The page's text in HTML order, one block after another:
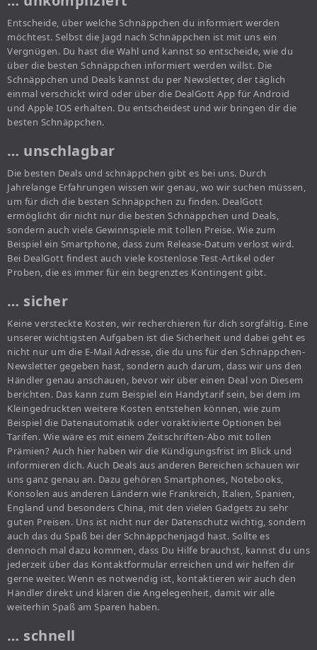
Entscheide, über welche Schnäppchen du informiert werden
möchtest. Selbst die Jagd nach Schnäppchen ist mit uns ein
Vergnügen. Du hast die Wahl und kannst so entscheide, wie du
über die besten Schnäppchen informiert werden willst. Die
Schnäppchen und Deals kannst du per Newsletter, der täglich
einmal verschickt wird oder über die DealGott App für Android
und Apple IOS erhalten. Du entscheidest und wir bringen dir die
besten Schnäppchen.
… unschlagbar
Die besten Deals und schnäppchen gibt es bei uns. Durch
Jahrelange Erfahrungen wissen wir genau, wo wir suchen müssen,
um für dich die besten Schnäppchen zu finden. DealGott
ermöglicht dir nicht nur die besten Schnäppchen und Deals,
sondern auch viele Gewinnspiele mit tollen Preise. Wie zum
Beispiel ein Smartphone, dass zum Release-Datum verlost wird.
Bei DealGott findest auch viele kostenlose Test-Artikel oder
Proben, die es immer für ein begrenztes Kontingent gibt.
… sicher
Keine versteckte Kosten, wir recherchieren für dich sorgfältig. Eine
unserer wichtigsten Aufgaben ist die Sicherheit und dabei geht es
nicht nur um die E-Mail Adresse, die du uns für den Schnäppchen-
Newsletter gegeben hast, sondern auch darum, dass wir uns den
Händler genau anschauen, bevor wir über einen Deal von Diesem
berichten. Das kann zum Beispiel ein Handytarif sein, bei dem im
Kleingedruckten weitere Kosten entstehen können, wie zum
Beispiel die Datenautomatik oder voraktivierte Optionen bei
Tarifen. Wie wäre es mit einem Zeitschriften-Abo mit tollen
Prämien? Auch hier haben wir die Kündigungsfrist im Blick und
informieren dich. Auch Deals aus anderen Bereichen schauen wir
uns ganz genau an. Dazu gehören Smartphones, Notebooks,
Konsolen aus anderen Ländern wie Frankreich, Italien, Spanien,
England und besonders China, mit den vielen Gadgets zu sehr
guten Preisen. Uns ist nicht nur der Datenschutz wichtig, sondern
auch das du Spaß bei der Schnäppchenjagd hast. Sollte es
dennoch mal dazu kommen, dass Du Hilfe brauchst, kannst du uns
jederzeit über das Kontaktformular erreichen und wir helfen dir
gerne weiter. Wenn es notwendig ist, kontaktieren wir auch den
Händler direkt und klären die Angelegenheit, damit wir alle
weiterhin Spaß am Sparen haben.
… schnell